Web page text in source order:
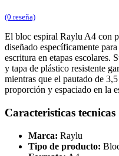
(0 reseña)
El bloc espiral Raylu A4 con
diseñado específicamente
escritura en etapas escolares.
y tapa de plástico resistente
mientras que el pautado de
proporción y espaciado en la
Caracteristicas tecnicas
Marca: Raylu
Tipo de producto: